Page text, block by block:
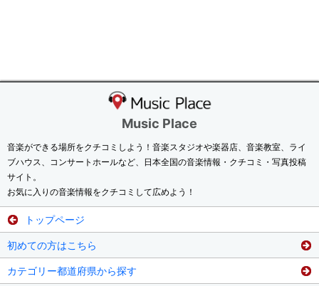
Music Place
音楽ができる場所をクチコミしよう！音楽スタジオや楽器店、音楽教室、ライ
ブハウス、コンサートホールなど、日本全国の音楽情報・クチコミ・写真投稿
サイト。
お気に入りの音楽情報をクチコミして広めよう！
トップページ
初めての方はこちら
カテゴリー都道府県から探す